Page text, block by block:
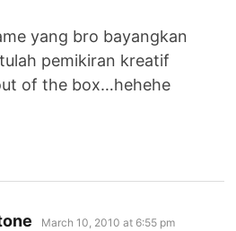
yang bro bayangkan
pemikiran kreatif
of the box…hehehe
says:
March 10, 2010 at 6:55 pm